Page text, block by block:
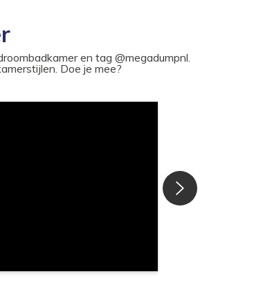
en tag @megadumpnl.
Doe je mee?